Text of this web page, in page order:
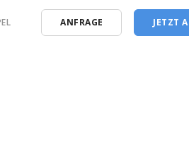
ANFRAGE JETZT